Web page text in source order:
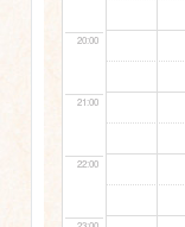
20:00
21:00
22:00